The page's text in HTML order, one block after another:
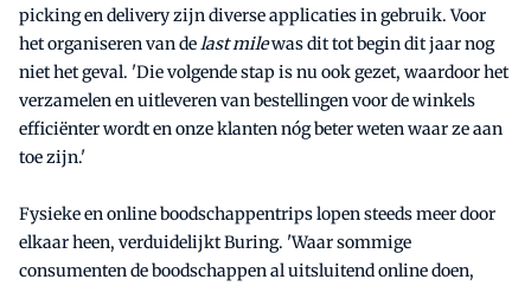
picking en delivery zijn diverse applicaties in gebruik. Voor
het organiseren van delast milewas dit tot begin dit jaar nog
niet het geval. 'Die volgende stap is nu ook gezet, waardoor het
verzamelen en uitleveren van bestellingen voor de winkels
efficiënter wordt en onze klanten nóg beter weten waar ze aan
toe zijn.'
Fysieke en online boodschappentrips lopen steeds meer door
elkaar heen, verduidelijkt Buring. 'Waar sommige
consumenten de boodschappen al uitsluitend online doen,